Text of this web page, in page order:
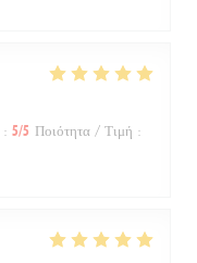
: 5/5 Ποιότητα / Τιμή :